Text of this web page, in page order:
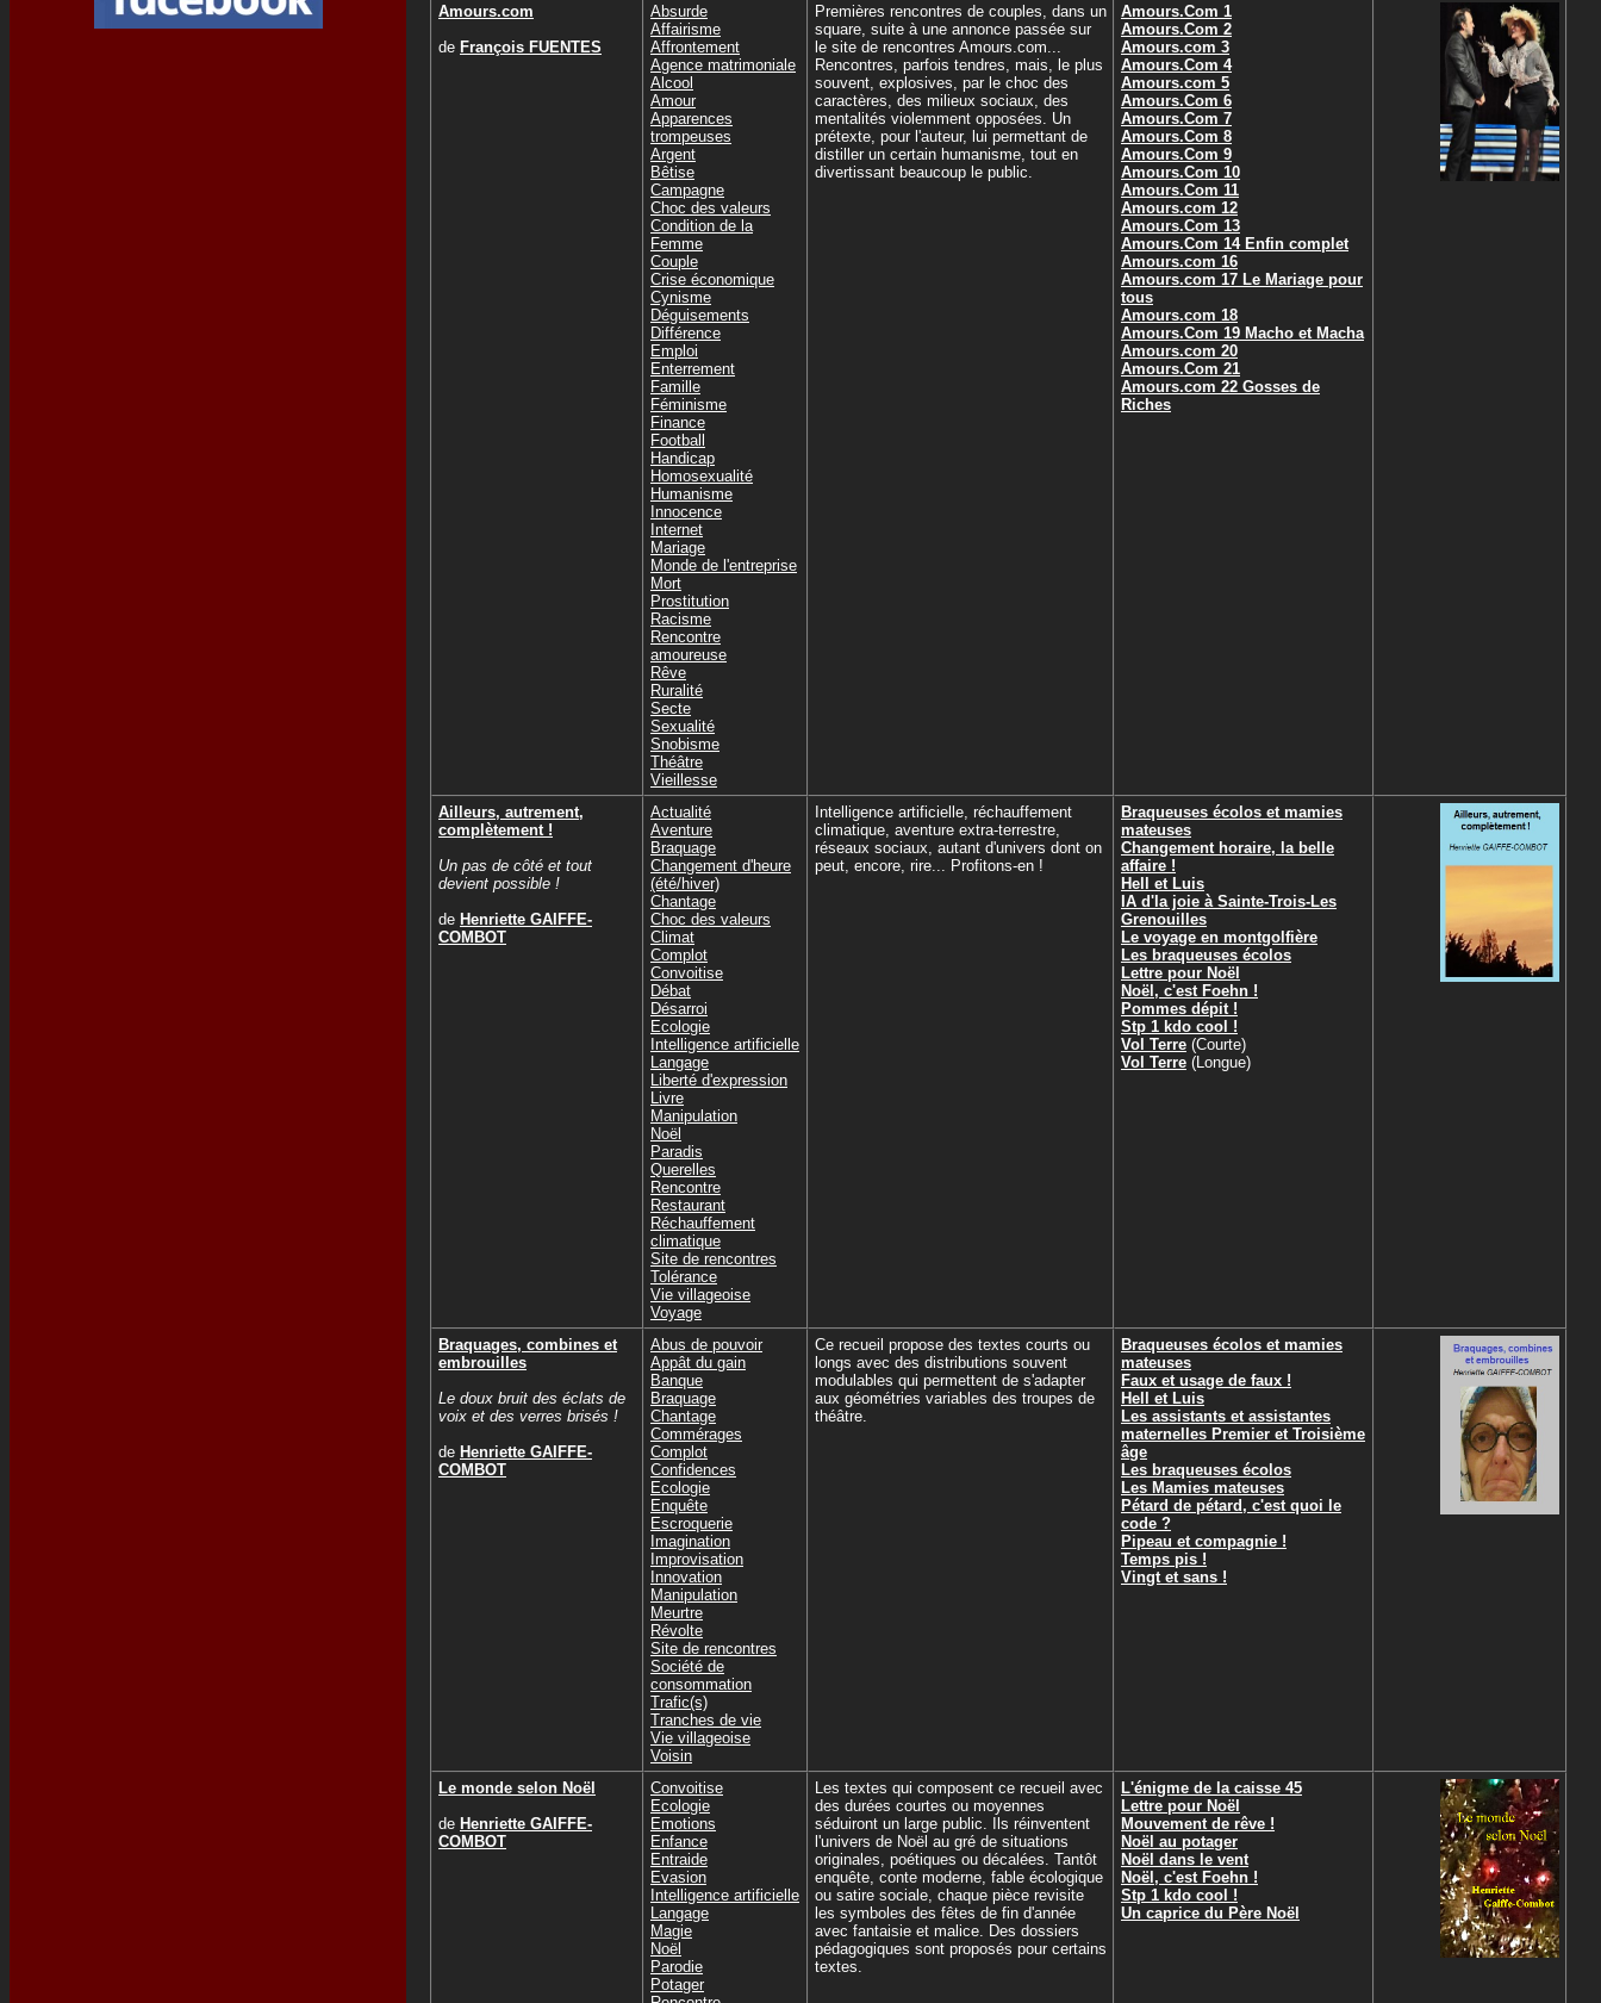
Amours.com
de François FUENTES
Absurde
Affairisme
Affrontement
Agence matrimoniale
Alcool
Amour
Apparences
trompeuses
Argent
Bêtise
Campagne
Choc des valeurs
Condition de la
Femme
Couple
Crise économique
Cynisme
Déguisements
Différence
Emploi
Enterrement
Famille
Féminisme
Finance
Football
Handicap
Homosexualité
Humanisme
Innocence
Internet
Mariage
Monde de l'entreprise
Mort
Prostitution
Racisme
Rencontre
amoureuse
Rêve
Ruralité
Secte
Sexualité
Snobisme
Théâtre
Vieillesse
Premières rencontres de couples, dans un
square, suite à une annonce passée sur
le site de rencontres Amours.com...
Rencontres, parfois tendres, mais, le plus
souvent, explosives, par le choc des
caractères, des milieux sociaux, des
mentalités violemment opposées. Un
prétexte, pour l'auteur, lui permettant de
distiller un certain humanisme, tout en
divertissant beaucoup le public.
Amours.Com 1
Amours.Com 2
Amours.com 3
Amours.Com 4
Amours.com 5
Amours.Com 6
Amours.Com 7
Amours.Com 8
Amours.Com 9
Amours.Com 10
Amours.Com 11
Amours.com 12
Amours.Com 13
Amours.Com 14 Enfin complet
Amours.com 16
Amours.com 17 Le Mariage pour
tous
Amours.com 18
Amours.Com 19 Macho et Macha
Amours.com 20
Amours.Com 21
Amours.com 22 Gosses de
Riches
Ailleurs, autrement,
complètement !
Un pas de côté et tout
devient possible !
de Henriette GAIFFE-
COMBOT
Actualité
Aventure
Braquage
Changement d'heure
(été/hiver)
Chantage
Choc des valeurs
Climat
Complot
Convoitise
Débat
Désarroi
Ecologie
Intelligence artificielle
Langage
Liberté d'expression
Livre
Manipulation
Noël
Paradis
Querelles
Rencontre
Restaurant
Réchauffement
climatique
Site de rencontres
Tolérance
Vie villageoise
Voyage
Intelligence artificielle, réchauffement
climatique, aventure extra-terrestre,
réseaux sociaux, autant d'univers dont on
peut, encore, rire... Profitons-en !
Braqueuses écolos et mamies
mateuses
Changement horaire, la belle
affaire !
Hell et Luis
IA d'la joie à Sainte-Trois-Les
Grenouilles
Le voyage en montgolfière
Les braqueuses écolos
Lettre pour Noël
Noël, c'est Foehn !
Pommes dépit !
Stp 1 kdo cool !
Vol Terre (Courte)
Vol Terre (Longue)
Braquages, combines et
embrouilles
Le doux bruit des éclats de
voix et des verres brisés !
de Henriette GAIFFE-
COMBOT
Abus de pouvoir
Appât du gain
Banque
Braquage
Chantage
Commérages
Complot
Confidences
Ecologie
Enquête
Escroquerie
Imagination
Improvisation
Innovation
Manipulation
Meurtre
Révolte
Site de rencontres
Société de
consommation
Trafic(s)
Tranches de vie
Vie villageoise
Voisin
Ce recueil propose des textes courts ou
longs avec des distributions souvent
modulables qui permettent de s'adapter
aux géométries variables des troupes de
théâtre.
Braqueuses écolos et mamies
mateuses
Faux et usage de faux !
Hell et Luis
Les assistants et assistantes
maternelles Premier et Troisième
âge
Les braqueuses écolos
Les Mamies mateuses
Pétard de pétard, c'est quoi le
code ?
Pipeau et compagnie !
Temps pis !
Vingt et sans !
Le monde selon Noël
de Henriette GAIFFE-
COMBOT
Convoitise
Ecologie
Emotions
Enfance
Entraide
Evasion
Intelligence artificielle
Langage
Magie
Noël
Parodie
Potager
Les textes qui composent ce recueil avec
des durées courtes ou moyennes
séduiront un large public. Ils réinventent
l'univers de Noël au gré de situations
originales, poétiques ou décalées. Tantôt
enquête, conte moderne, fable écologique
ou satire sociale, chaque pièce revisite
les symboles des fêtes de fin d'année
avec fantaisie et malice. Des dossiers
pédagogiques sont proposés pour certains
textes.
L'énigme de la caisse 45
Lettre pour Noël
Mouvement de rêve !
Noël au potager
Noël dans le vent
Noël, c'est Foehn !
Stp 1 kdo cool !
Un caprice du Père Noël